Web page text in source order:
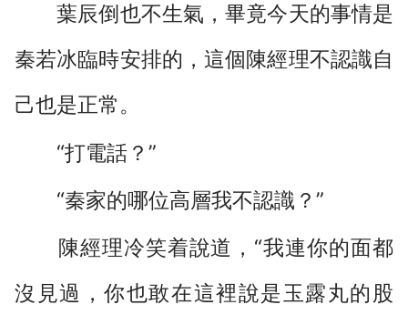
葉辰倒也不生氣，畢竟今天的事情是
秦若冰臨時安排的，這個陳經理不認識自
己也是正常。
“打電話？”
“秦家的哪位高層我不認識？”
陳經理冷笑着說道，“我連你的面都
沒見過，你也敢在這裡說是玉露丸的股